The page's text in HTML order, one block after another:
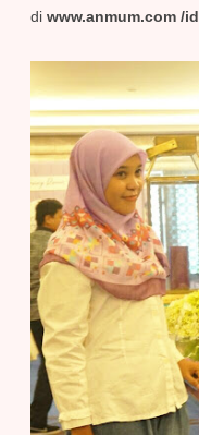
di www.anmum.com /id